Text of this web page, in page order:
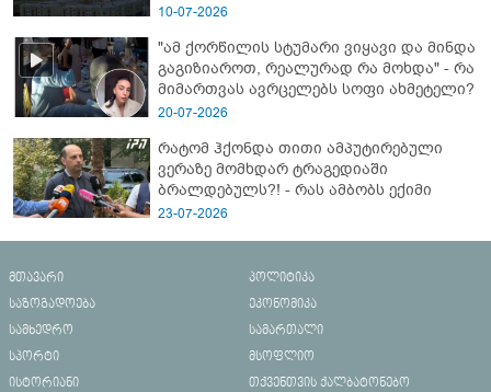
10-07-2026
"ამ ქორწილის სტუმარი ვიყავი და მინდა
გაგიზიაროთ, რეალურად რა მოხდა" - რა
მიმართვას ავრცელებს სოფი ახმეტელი?
20-07-2026
რატომ ჰქონდა თითი ამპუტირებული
ვერაზე მომხდარ ტრაგედიაში
ბრალდებულს?! - რას ამბობს ექიმი
23-07-2026
მთავარი
პოლიტიკა
საზოგადოება
ეკონომიკა
სამხედრო
სამართალი
სპორტი
მსოფლიო
ისტორიანი
თქვენთვის ქალბატონებო